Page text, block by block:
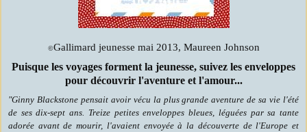
©Gallimard jeunesse mai 2013, Maureen Johnson
Puisque les voyages forment la jeunesse, suivez les enveloppes
pour découvrir l'aventure et l'amour...
"Ginny Blackstone pensait avoir vécu la plus grande aventure de sa vie l'été
de ses dix-sept ans. Treize petites enveloppes bleues, léguées par sa tante
adorée avant de mourir, l'avaient envoyée à la découverte de l'Europe et